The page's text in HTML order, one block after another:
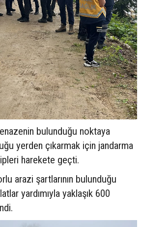
bulunduğu noktaya
yerden çıkarmak için jandarma
harekete geçti.
arazi şartlarının bulunduğu
yardımıyla yaklaşık 600